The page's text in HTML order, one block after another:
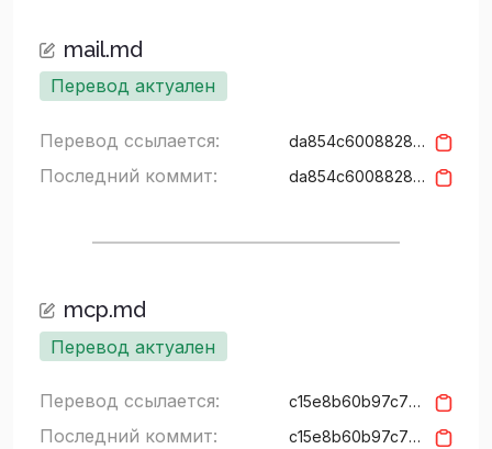
mail.md
Перевод актуален
Перевод ссылается: da854c600882815be7adc27bb3cbc5f878039791
Последний коммит: da854c600882815be7adc27bb3cbc5f878039791
mcp.md
Перевод актуален
Перевод ссылается: c15e8b60b97c7217b53a426e229f7da4bca8f070
Последний коммит: c15e8b60b97c7217b53a426e229f7da4bca8f070